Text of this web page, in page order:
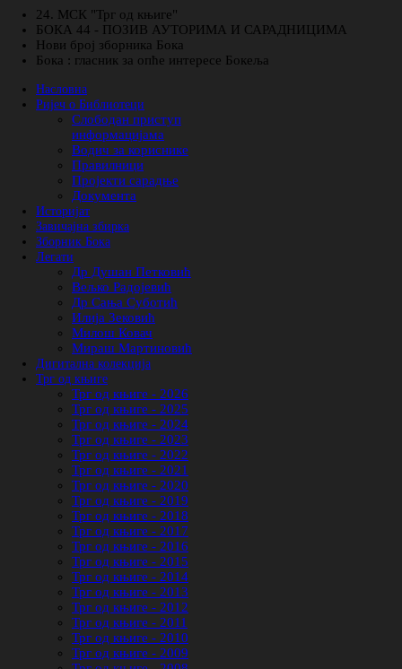
24. МСК "Трг од књиге"
БОКА 44 - ПОЗИВ АУТОРИМА И САРАДНИЦИМА
Нови број зборника Бока
Бока : гласник за опће интересе Бокеља
Насловна
Ријеч о Библиотеци
Слободан приступ
информацијама
Водич за кориснике
Правилници
Пројекти сарадње
Документа
Историјат
Завичајна збирка
Зборник Бока
Легати
Др Душан Петковић
Вељко Радојевић
Др Сања Суботић
Илија Зековић
Милош Ковач
Мираш Мартиновић
Дигитална колекција
Трг од књиге
Трг од књиге - 2026
Трг од књиге - 2025
Трг од књиге - 2024
Трг од књиге - 2023
Трг од књиге - 2022
Трг од књиге - 2021
Трг од књиге - 2020
Трг од књиге - 2019
Трг од књиге - 2018
Трг од књиге - 2017
Трг од књиге - 2016
Трг од књиге - 2015
Трг од књиге - 2014
Трг од књиге - 2013
Трг од књиге - 2012
Трг од књиге - 2011
Трг од књиге - 2010
Трг од књиге - 2009